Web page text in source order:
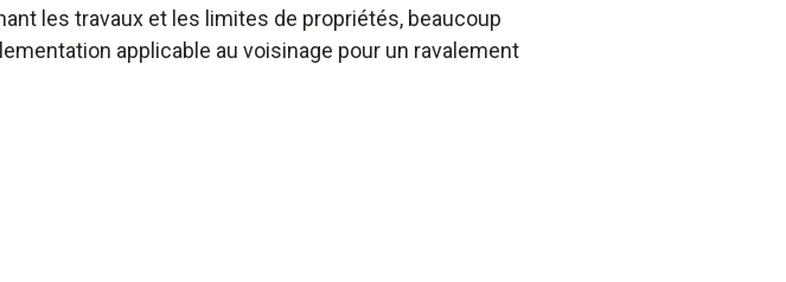
les travaux et les limites de propriétés, beaucoup
applicable au voisinage pour un ravalement